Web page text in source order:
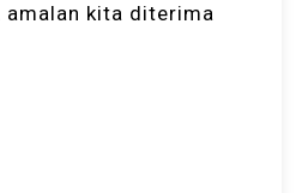
amalan kita diterima